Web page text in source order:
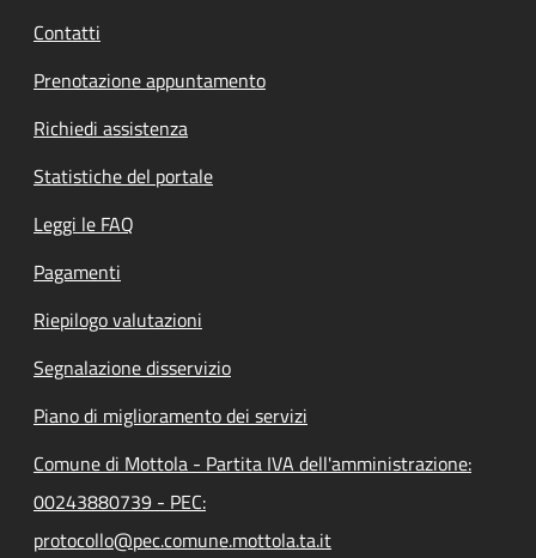
Contatti
Prenotazione appuntamento
Richiedi assistenza
Statistiche del portale
Leggi le FAQ
Pagamenti
Riepilogo valutazioni
Segnalazione disservizio
Piano di miglioramento dei servizi
Comune di Mottola - Partita IVA dell'amministrazione:
00243880739 - PEC:
protocollo@pec.comune.mottola.ta.it